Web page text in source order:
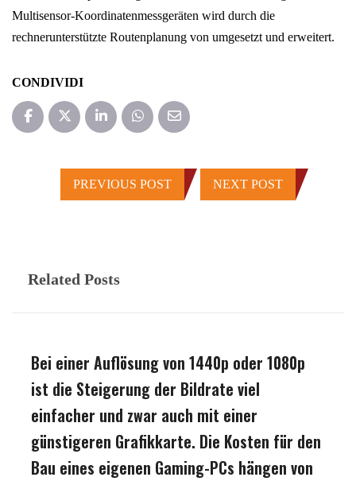
Multisensor-Koordinatenmessgeräten wird durch die
rechnerunterstützte Routenplanung von umgesetzt und erweitert.
CONDIVIDI
PREVIOUS POST NEXT POST
Related Posts
Bei einer Auflösung von 1440p oder 1080p
ist die Steigerung der Bildrate viel
einfacher und zwar auch mit einer
günstigeren Grafikkarte. Die Kosten für den
Bau eines eigenen Gaming-PCs hängen von